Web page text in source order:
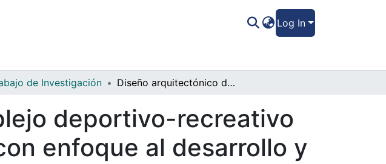
Log In
de Investigación Diseño arquitectónico de complejo deportivo-recreativo para la juventud de Juticalpa, con enfoque al desarrollo y La Paz
deportivo-recreativo
enfoque al desarrollo y